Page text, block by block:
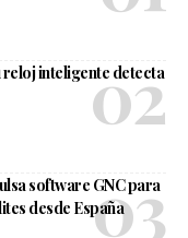
inteligente detecta
software GNC para
desde España